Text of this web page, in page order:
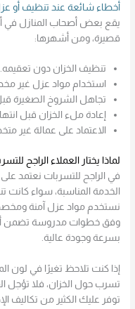
أخطاء شائعة عند تنظيف أو
يقع بعض أصحاب المنازل في
قصيرة، ومن أشهرها:
تنظيف الخزان دون تعقيمه.
استخدام مواد عزل غير
تجاهل الشروخ الصغيرة
إعادة ملء الخزان قبل
الاعتماد على عمالة
لماذا يختار العملاء الراجح
في الراجح للتسربات نعتمد
الخدمة المناسبة، سواء كانت
نستخدم مواد عزل آمنة
وفق خطوات مدروسة تضمن
بسرعة وجودة عالية.
إذا كنت تلاحظ تغيرًا في لون
تسرب حول الخزان، فلا تؤجل
توفر عليك الكثير من تكاليف